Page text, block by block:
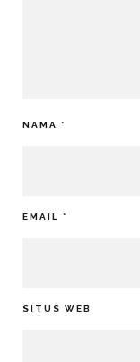
NAMA *
EMAIL *
SITUS WEB